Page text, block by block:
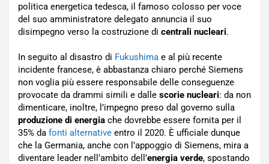
politica energetica tedesca, il famoso colosso per voce
del suo amministratore delegato annuncia il suo
disimpegno verso la costruzione di centrali nucleari.
In seguito al disastro di Fukushima e al più recente
incidente francese, è abbastanza chiaro perché Siemens
non voglia più essere responsabile delle conseguenze
provocate da drammi simili e dalle scorie nucleari: da non
dimenticare, inoltre, l’impegno preso dal governo sulla
produzione di energia che dovrebbe essere fornita per il
35% da fonti alternative entro il 2020. È ufficiale dunque
che la Germania, anche con l’appoggio di Siemens, mira a
diventare leader nell’ambito dell’energia verde, spostando